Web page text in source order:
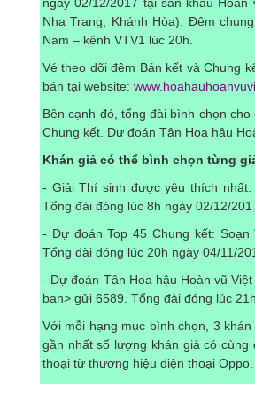
Nha Trang, Khánh Hòa). Đêm
Nam – kênh VTV1 lúc 20h.
Vé theo dõi đêm Bán kết và Chung
bán tại website:
Bên cạnh đó, tổng đài bình chọn
Chung kết. Dự đoán Tân Hoa hậu
Khán giả có thể bình chọn từng
- Giải Thí sinh được yêu thích nhất:
Tổng đài đóng lúc 8h ngày 02/12/
- Dự đoán Top 45 Chung kết:
Tổng đài đóng lúc 20h ngày 04/11/
- Dự đoán Tân Hoa hậu Hoàn vũ
bạn> gửi 6589. Tổng đài đóng lúc
Với mỗi hạng mục bình chọn, 3
gần nhất số lượng khán giả có
thoại từ thương hiệu điện thoại Oppo.